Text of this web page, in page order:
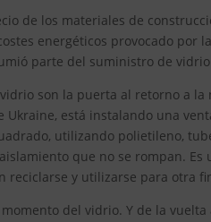
de los materiales de
energéticos provocado por
parte del suministro de
son la puerta al retorno a
Ukraine, está instalando una
utilizando polietileno,
que no se rompan.
reciclarse y utilizarse para otra
del vidrio. Y de la